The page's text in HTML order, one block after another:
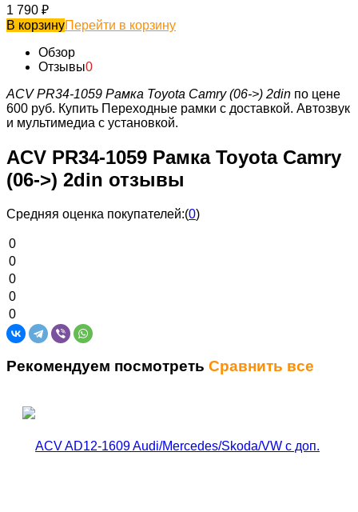
1 790 ₽
В корзинуПерейти в корзину
Обзор
Отзывы0
ACV PR34-1059 Рамка Toyota Camry (06->) 2din по цене
600 руб. Купить Переходные рамки с доставкой. Автозвук
и мультимедиа с установкой.
ACV PR34-1059 Рамка Toyota Camry
(06->) 2din отзывы
Средняя оценка покупателей:(0)
0
0
0
0
0
Рекомендуем посмотреть Сравнить все